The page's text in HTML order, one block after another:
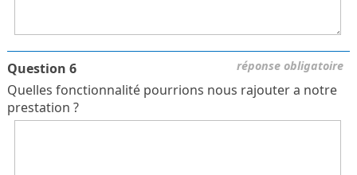
réponse obligatoire
Question 6
Quelles fonctionnalité pourrions nous rajouter a notre
prestation ?